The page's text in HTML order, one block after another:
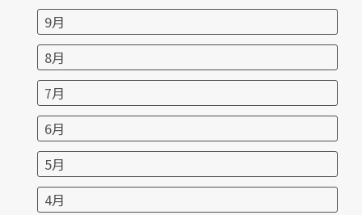
9月
8月
7月
6月
5月
4月